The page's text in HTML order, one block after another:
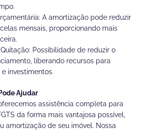
A amortização pode reduzir
mensais, proporcionando mais
Possibilidade de reduzir o
liberando recursos para
investimentos.
Ajudar
assistência completa para
da forma mais vantajosa possível,
amortização de seu imóvel. Nossa